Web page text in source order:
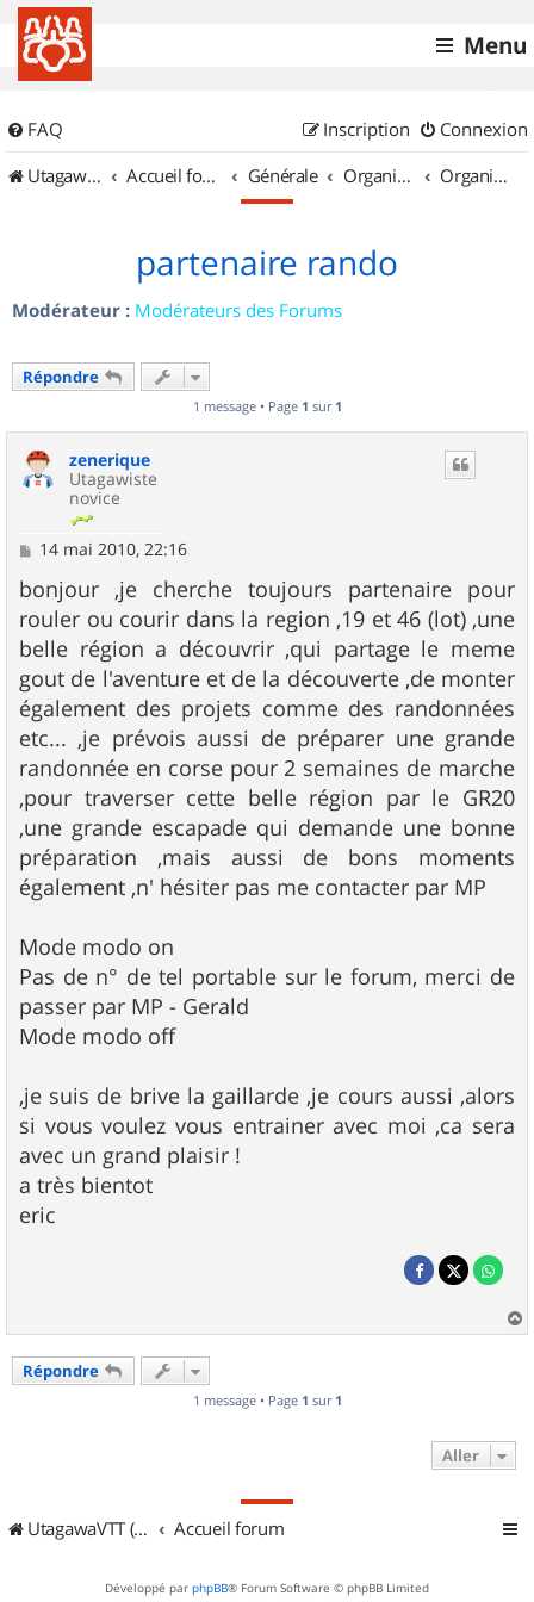
Menu
FAQ Connexion
Inscription
UtagawaVTT (Randos VTT et VTTAE avec traces GPS)
Accueil forum Générale Organisation de sorties & Recherche de partenaires Organisation de sorties en région Limousin
partenaire rando
Modérateur : Modérateurs des Forums
Répondre
1 message • Page 1 sur 1
zenerique
Utagawiste
novice
M
s
s
a
g
e
14 mai 2010, 22:16
bonjour ,je cherche toujours partenaire pour
rouler ou courir dans la region ,19 et 46 (lot) ,une
belle région a découvrir ,qui partage le meme
gout de l'aventure et de la découverte ,de monter
également des projets comme des randonnées
etc... ,je prévois aussi de préparer une grande
randonnée en corse pour 2 semaines de marche
,pour traverser cette belle région par le GR20
,une grande escapade qui demande une bonne
préparation ,mais aussi de bons moments
également ,n' hésiter pas me contacter par MP
Mode modo on
Pas de n° de tel portable sur le forum, merci de
passer par MP - Gerald
Mode modo off
,je suis de brive la gaillarde ,je cours aussi ,alors
si vous voulez vous entrainer avec moi ,ca sera
avec un grand plaisir !
a très bientot
eric
a
Répondre
1 message • Page 1 sur 1
Aller
UtagawaVTT (Randos VTT et VTTAE avec traces GPS) Accueil forum
Développé par phpBB® Forum Software © phpBB Limited